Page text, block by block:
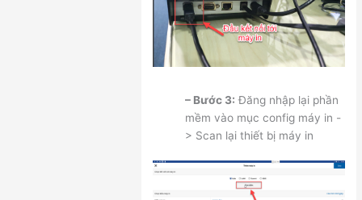
– Bước 3: Đăng nhập lại phần
mềm vào mục config máy in -
> Scan lại thiết bị máy in